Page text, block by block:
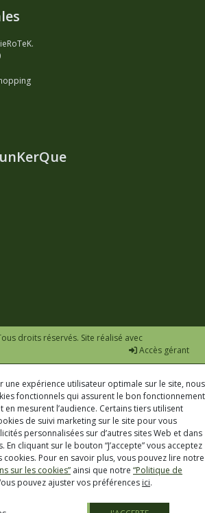
droits réservés. Site réalisé avec
Accès gérant
une expérience utilisateur optimale sur le site, nous
fonctionnels qui assurent le bon fonctionnement
en mesurent l’audience. Certains tiers utilisent
de suivi marketing sur le site pour vous
personnalisées sur d’autres sites Web et dans
En cliquant sur le bouton “J’accepte” vous acceptez
cookies. Pour en savoir plus, vous pouvez lire notre
sur les cookies” ainsi que notre “Politique de
pouvez ajuster vos préférences ici.